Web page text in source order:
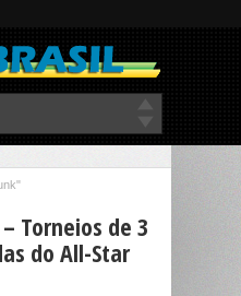
Torneios de 3
do All-Star